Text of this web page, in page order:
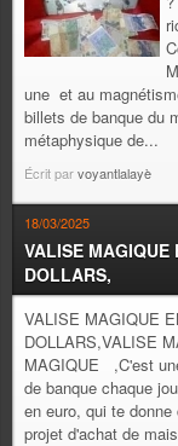
une et au
billets de banque du
métaphysique de...
Écrit parvoyantlalayè
18/03/2025
VALISE MAGIQUE
DOLLARS,
VALISE MAGIQUE
DOLLARS,VALISE
MAGIQUE ,C'est
de banque chaque
en euro, qui te
projet d'achat de